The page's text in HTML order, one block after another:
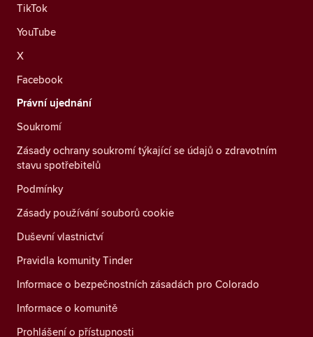
TikTok
YouTube
X
Facebook
Právní ujednání
Soukromí
Zásady ochrany soukromí týkající se údajů o zdravotním
stavu spotřebitelů
Podmínky
Zásady používání souborů cookie
Duševní vlastnictví
Pravidla komunity Tinder
Informace o bezpečnostních zásadách pro Colorado
Informace o komunitě
Prohlášení o přístupnosti